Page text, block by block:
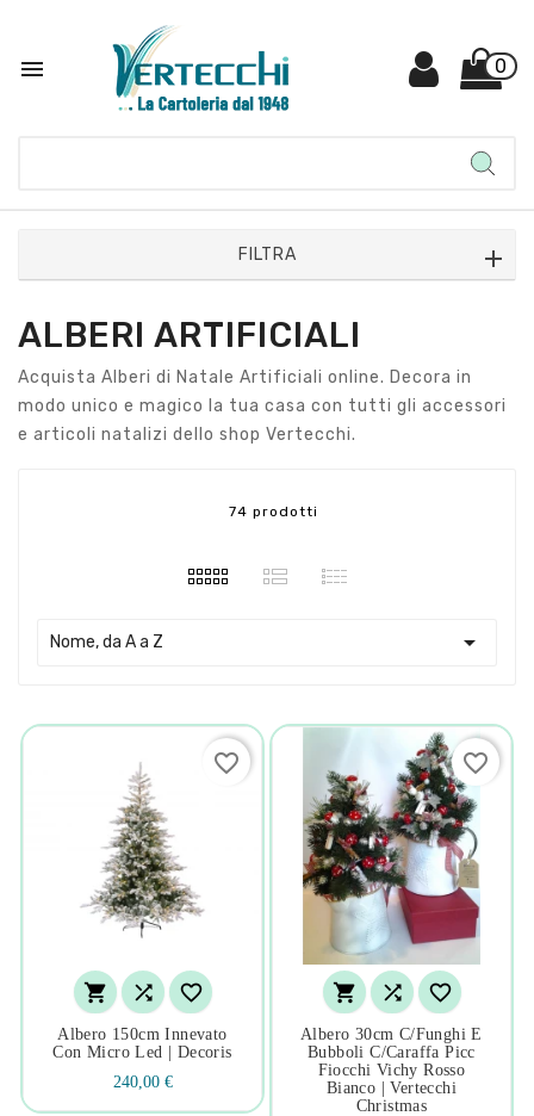
 0
FILTRA
ALBERI ARTIFICIALI
Acquista Alberi di Natale Artificiali online. Decora in
modo unico e magico la tua casa con tutti gli accessori
e articoli natalizi dello shop Vertecchi.
74 prodotti
Nome, da A a Z 
  
Albero 150cm Innevato
Con Micro Led | Decoris
240,00 €
favorite_border
  
Albero 30cm C/funghi E
Bubboli C/caraffa Picc
Fiocchi Vichy Rosso
Bianco | Vertecchi
Christmas
favorite_border